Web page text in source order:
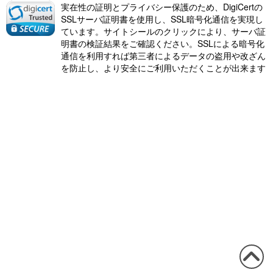
実在性の証明とプライバシー保護のため、DigiCertの
SSLサーバ証明書を使用し、SSL暗号化通信を実現し
ています。サイトシールのクリックにより、サーバ証
明書の検証結果をご確認ください。SSLによる暗号化
通信を利用すれば第三者によるデータの盗用や改ざん
を防止し、より安全にご利用いただくことが出来ます